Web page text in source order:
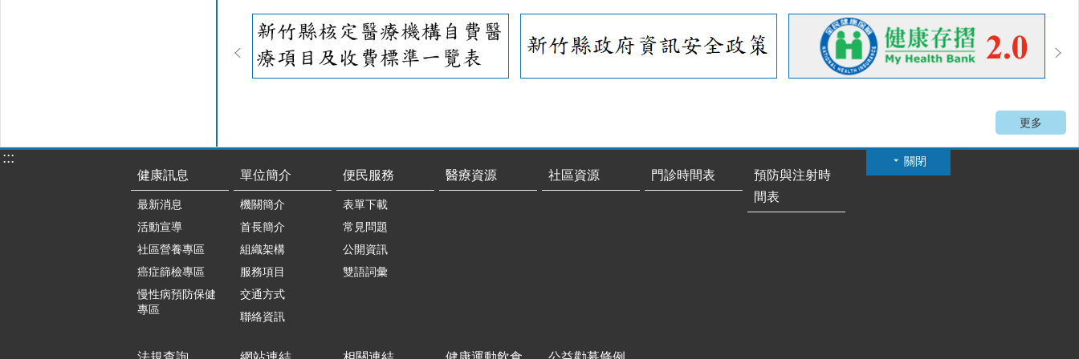
更多
關閉
:::
健康訊息
最新消息
活動宣導
社區營養專區
癌症篩檢專區
慢性病預防保健
專區
單位簡介
機關簡介
首長簡介
組織架構
服務項目
交通方式
聯絡資訊
便民服務
表單下載
常見問題
公開資訊
雙語詞彙
醫療資源 社區資源 門診時間表
預防與注射時
間表